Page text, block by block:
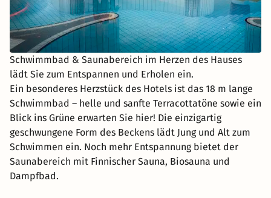
Schwimmbad & Saunabereich im Herzen des Hauses
lädt Sie zum Entspannen und Erholen ein.
Ein besonderes Herzstück des Hotels ist das 18 m lange
Schwimmbad – helle und sanfte Terracottatöne sowie ein
Blick ins Grüne erwarten Sie hier! Die einzigartig
geschwungene Form des Beckens lädt Jung und Alt zum
Schwimmen ein. Noch mehr Entspannung bietet der
Saunabereich mit Finnischer Sauna, Biosauna und
Dampfbad.